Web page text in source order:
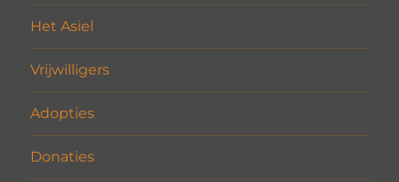
Het Asiel
Vrijwilligers
Adopties
Donaties